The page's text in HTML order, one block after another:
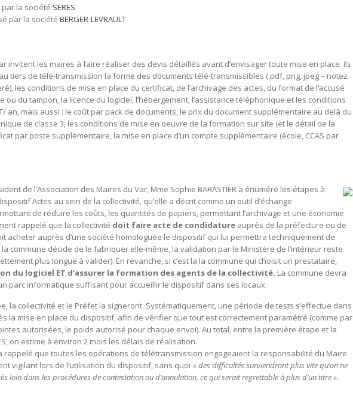
la société SERES
par la société BERGER-LEVRAULT
invitent les maires à faire réaliser des devis détaillés avant d’envisager toute mise en place. Ils
tiers de télé-transmission la forme des documents télé-transmissibles (.pdf, png, jpeg – notez
les conditions de mise en place du certificat, de l’archivage des actes, du format de l’accusé
ou du tampon, la licence du logiciel, l’hébergement, l’assistance téléphonique et les conditions
an, mais aussi : le coût par pack de documents, le prix du document supplémentaire au delà du
de classe 3, les conditions de mise en oeuvre de la formation sur site (et le détail de la
par poste supplémentaire, la mise en place d’un compte supplémentaire (école, CCAS par
de l’Association des Maires du Var, Mme Sophie BARASTIER a énuméré les étapes à
Actes au sein de la collectivité, qu’elle a décrit comme un outil d’échange
de réduire les coûts, les quantités de papiers, permettant l’archivage et une économie
rappelé que la collectivité doit faire acte de condidature auprès de la préfecture ou de
acheter auprès d’une société homologuée le dispositif qui lui permettra techniquement de
commune décide de le fabriquer elle-même, la validation par le Ministère de l’intérieur reste
plus longue à valider). En revanche, si c’est la la commune qui choisit un prestataire,
du logiciel ET d’assurer la formation des agents de la collectivité. La commune devra
parc informatique suffisant pour accueillir le dispositif dans ses locaux.
la collectivité et le Préfet la signeront. Systématiquement, une période de tests s’effectue dans
la mise en place du dispositif, afin de vérifier que tout est correctement paramétré (comme par
autorisées, le poids autorisé pour chaque envoi). Au total, entre la première étape et la
on estime à environ 2 mois les délais de réalisation.
rappelé que toutes les opérations de télétransmission engageaient la responsabilité du Maire
vigilant lors de l’utilisation du dispositif, sans quoi « des difficultés surviendront plus vite qu’on ne
loin dans les procédures de contestation ou d’annulation, ce qui serait regrettable à plus d’un titre ».